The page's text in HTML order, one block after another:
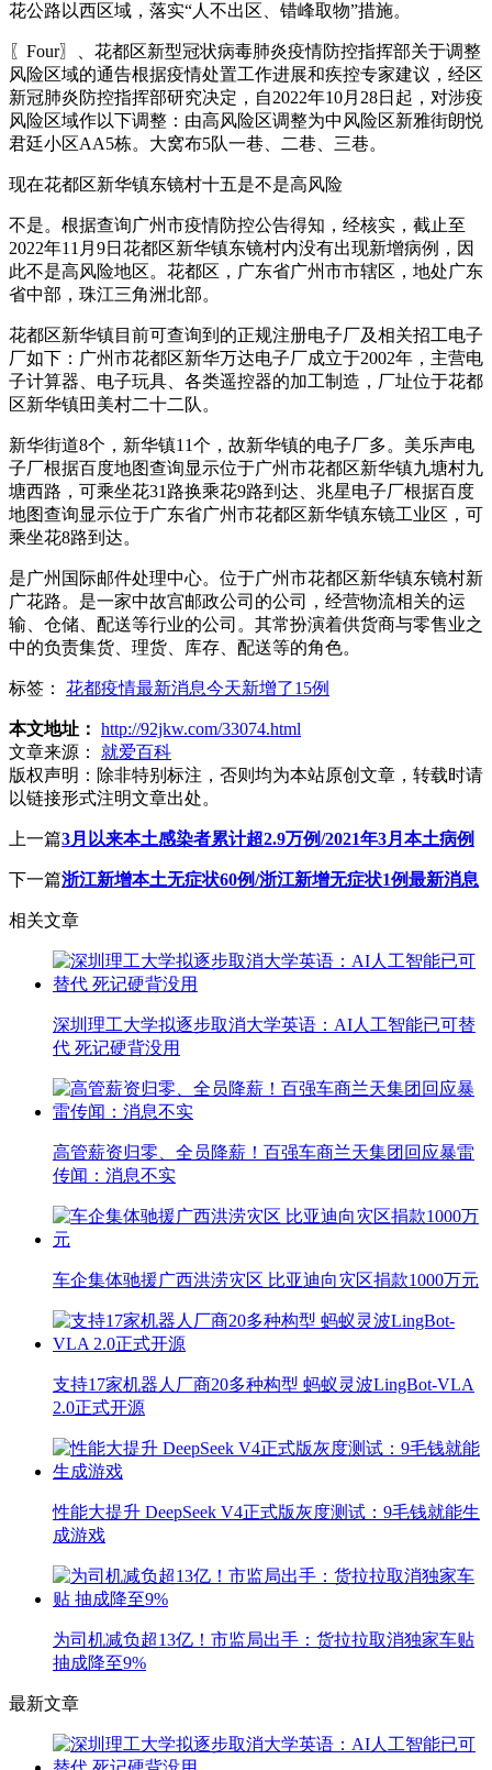
花公路以西区域，落实“人不出区、错峰取物”措施。
〖Four〗、花都区新型冠状病毒肺炎疫情防控指挥部关于调整
风险区域的通告根据疫情处置工作进展和疾控专家建议，经区
新冠肺炎防控指挥部研究决定，自2022年10月28日起，对涉疫
风险区域作以下调整：由高风险区调整为中风险区新雅街朗悦
君廷小区AA5栋。大窝布5队一巷、二巷、三巷。
现在花都区新华镇东镜村十五是不是高风险
不是。根据查询广州市疫情防控公告得知，经核实，截止至
2022年11月9日花都区新华镇东镜村内没有出现新增病例，因
此不是高风险地区。花都区，广东省广州市市辖区，地处广东
省中部，珠江三角洲北部。
花都区新华镇目前可查询到的正规注册电子厂及相关招工电子
厂如下：广州市花都区新华万达电子厂成立于2002年，主营电
子计算器、电子玩具、各类遥控器的加工制造，厂址位于花都
区新华镇田美村二十二队。
新华街道8个，新华镇11个，故新华镇的电子厂多。美乐声电
子厂根据百度地图查询显示位于广州市花都区新华镇九塘村九
塘西路，可乘坐花31路换乘花9路到达、兆星电子厂根据百度
地图查询显示位于广东省广州市花都区新华镇东镜工业区，可
乘坐花8路到达。
是广州国际邮件处理中心。位于广州市花都区新华镇东镜村新
广花路。是一家中故宫邮政公司的公司，经营物流相关的运
输、仓储、配送等行业的公司。其常扮演着供货商与零售业之
中的负责集货、理货、库存、配送等的角色。
标签： 花都疫情最新消息今天新增了15例
本文地址： http://92jkw.com/33074.html
文章来源：
就爱百科
版权声明： 除非特别标注，否则均为本站原创文章，转载时请
以链接形式注明文章出处。
上一篇3月以来本土感染者累计超2.9万例/2021年3月本土病例
下一篇浙江新增本土无症状60例/浙江新增无症状1例最新消息
相关文章
深圳理工大学拟逐步取消大学英语：AI人工智能已可替
代 死记硬背没用
高管薪资归零、全员降薪！百强车商兰天集团回应暴雷
传闻：消息不实
车企集体驰援广西洪涝灾区 比亚迪向灾区捐款1000万元
支持17家机器人厂商20多种构型 蚂蚁灵波LingBot-VLA
2.0正式开源
性能大提升 DeepSeek V4正式版灰度测试：9毛钱就能生
成游戏
为司机减负超13亿！市监局出手：货拉拉取消独家车贴
抽成降至9%
最新文章